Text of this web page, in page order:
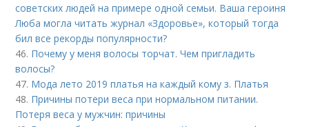
советских людей на примере одной семьи. Ваша героиня
Люба могла читать журнал «Здоровье», который тогда
бил все рекорды популярности?
46. Почему у меня волосы торчат. Чем пригладить
волосы?
47. Мода лето 2019 платья на каждый кому з. Платья
48. Причины потери веса при нормальном питании.
Потеря веса у мужчин: причины